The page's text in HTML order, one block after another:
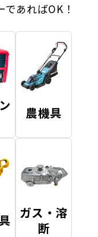
あればOK！
農機具
ガス・溶
断